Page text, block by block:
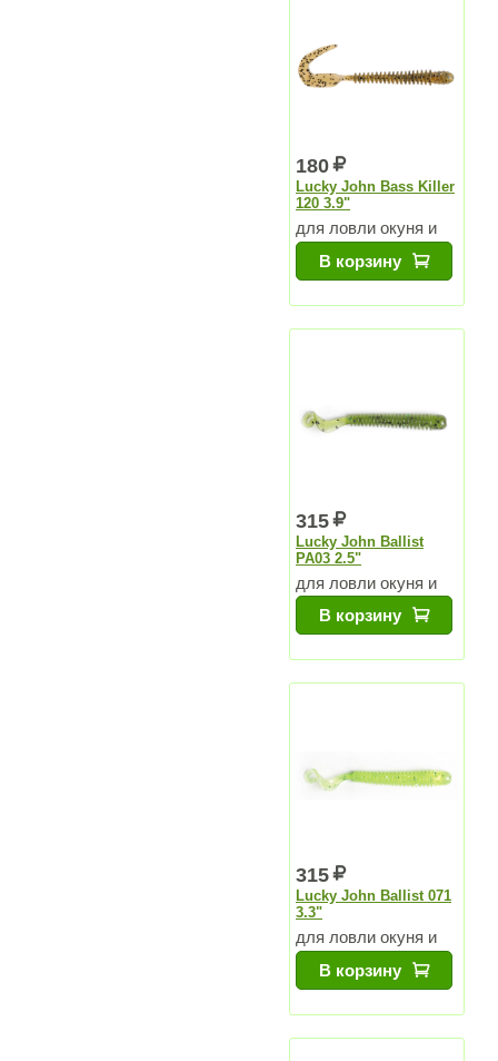
180
Lucky John Bass Killer
120 3.9"
для ловли окуня и
судакаВ корзину
315
Lucky John Ballist
PA03 2.5"
для ловли окуня и
судакаВ корзину
315
Lucky John Ballist 071
3.3"
для ловли окуня и
судакаВ корзину